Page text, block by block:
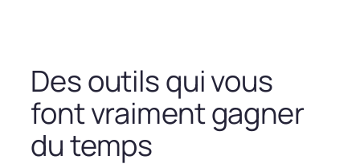
Des outils qui vous
font vraiment gagner
du temps